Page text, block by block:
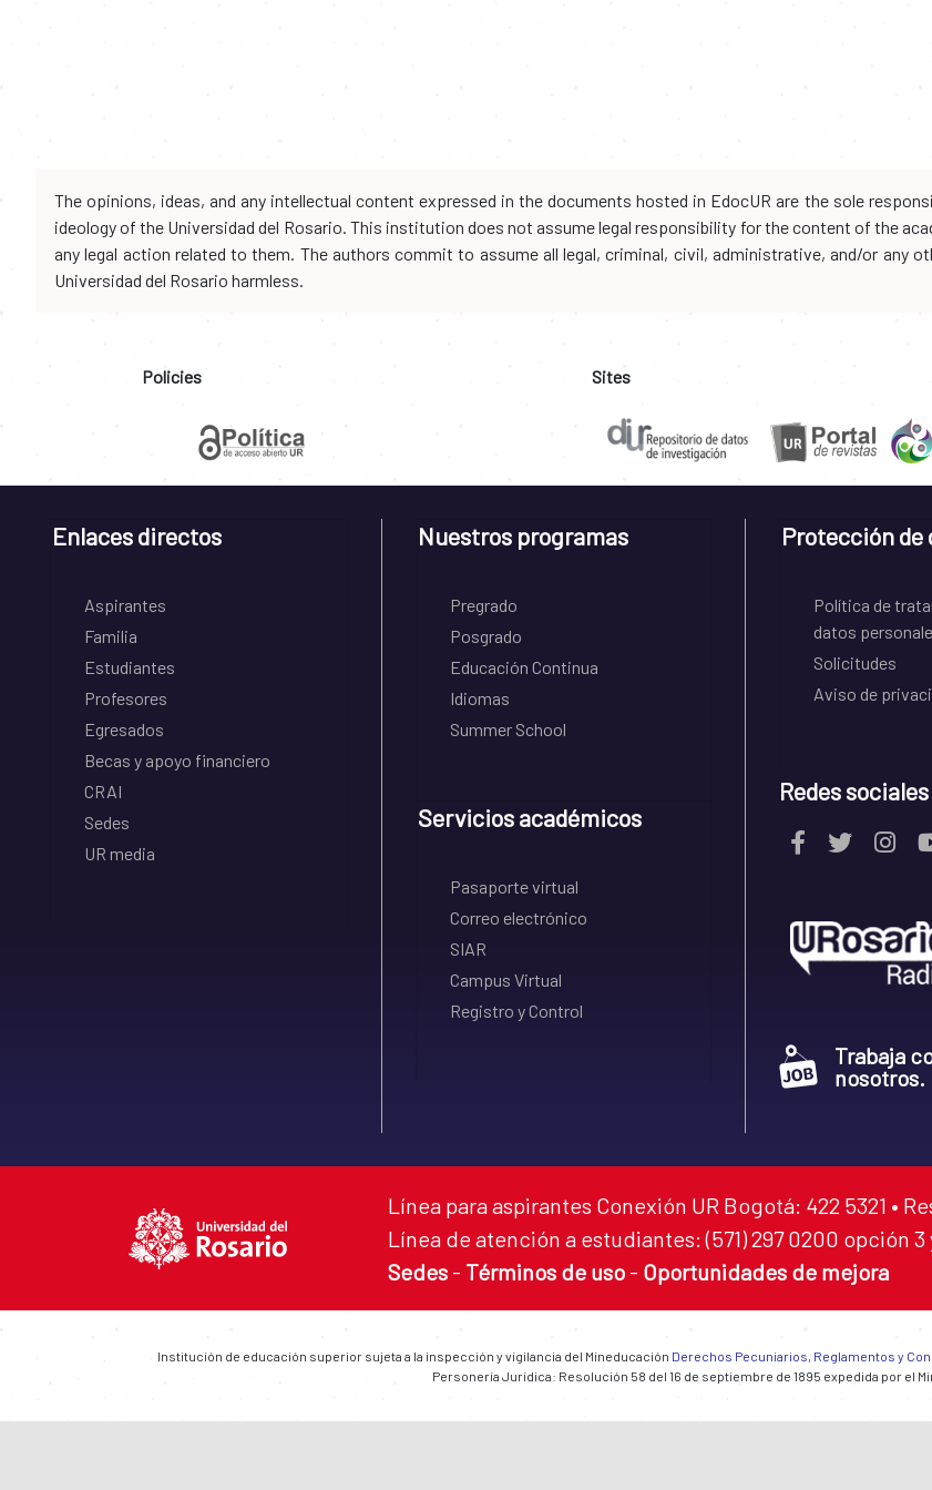
The opinions, ideas, and any intellectual content expressed in the documents hosted in EdocUR are the sole
ideology of the Universidad del Rosario. This institution does not assume legal responsibility for the content of the
any legal action related to them. The authors commit to assume all legal, criminal, civil, administrative, and/or any
Universidad del Rosario harmless.
Policies Sites
Enlaces directos
Aspirantes
Familia
Estudiantes
Profesores
Egresados
Becas y apoyo financiero
CRAI
Sedes
UR media
Nuestros programas
Pregrado
Posgrado
Educación Continua
Idiomas
Summer School
Servicios académicos
Pasaporte virtual
Correo electrónico
SIAR
Campus Virtual
Registro y Control
Protección de
Política de
datos
Solicitudes
Aviso de
Redes sociales
Trabaja
nosotros.
Línea para aspirantes Conexión UR Bogotá: 422 5321 •
Línea de atención a estudiantes: (571) 297 0200 opción 3
Sedes - Términos de uso - Oportunidades de mejora
Institución de educación superior sujeta a la inspección y vigilancia del Mineducación Derechos Pecuniarios, Reglamentos y
Personería Jurídica: Resolución 58 del 16 de septiembre de 1895 expedida por el